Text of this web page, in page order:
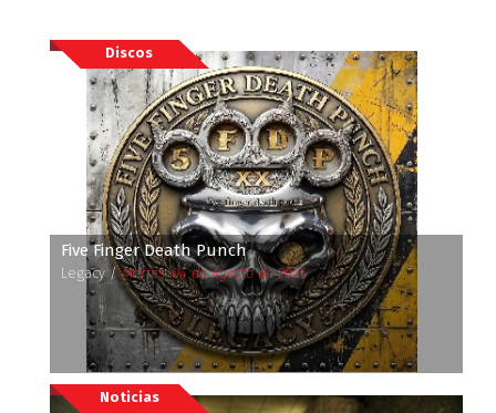
Discos
Five Finger Death Punch
Legacy /Martes, 04 de Agosto de 2026
Noticias